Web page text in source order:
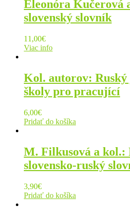
Eleonóra Kučerová
slovenský slovník
11,00€
Viac info
Kol. autorov:
školy pro pracující
6,00€
Pridať do košíka
M. Filkusová a kol.:
slovensko-ruský
3,90€
Pridať do košíka